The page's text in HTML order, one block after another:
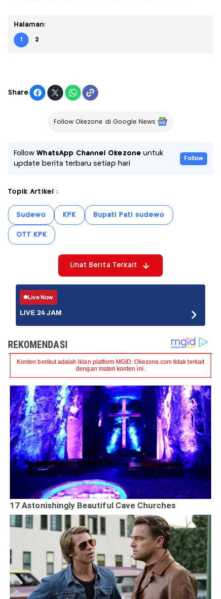
Halaman:
1 2
Share
Follow Okezone di Google News
FollowWhatsApp Channel Okezone untuk
update berita terbaru setiap hari
Follow
Topik Artikel :
Sudewo KPK Bupati Pati sudewo
OTT KPK
Lihat Berita Terkait
Live Now
LIVE 24 JAM